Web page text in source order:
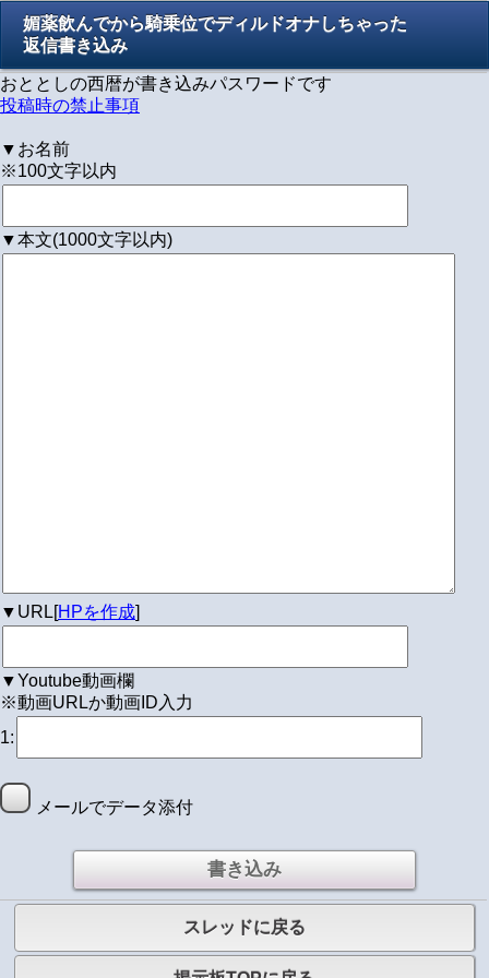
媚薬飲んでから騎乗位でディルドオナしちゃった
返信書き込み
おととしの西暦が書き込みパスワードです
投稿時の禁止事項
▼お名前
※100文字以内
▼本文(1000文字以内)
▼URL[HPを作成]
▼Youtube動画欄
※動画URLか動画ID入力
1:
メールでデータ添付
スレッドに戻る